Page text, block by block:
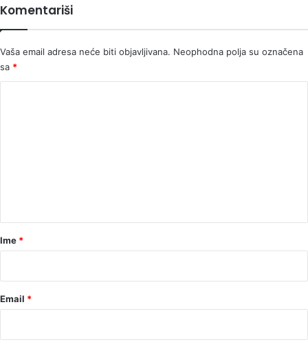
Komentariši
Vaša email adresa neće biti objavljivana. Neophodna polja su označena
sa *
rIme *
Email *